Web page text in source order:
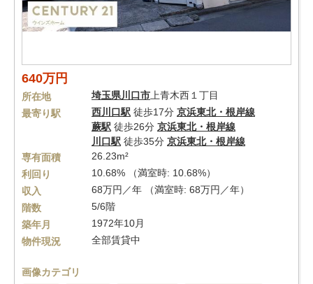
640万円
所在地 埼玉県川口市 上青木西１丁目
最寄り駅
西川口駅 徒歩17分 京浜東北・根岸線
蕨駅 徒歩26分 京浜東北・根岸線
川口駅 徒歩35分 京浜東北・根岸線
専有面積
26.23m²
利回り
10.68% （満室時: 10.68%）
収入
68万円／年 （満室時: 68万円／年）
階数
5/6階
築年月
1972年10月
物件現況
全部賃貸中
画像カテゴリ